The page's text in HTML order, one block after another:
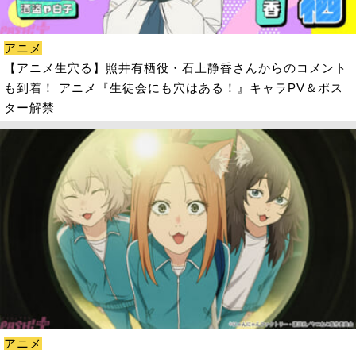
アニメ
【アニメ生穴る】照井有栖役・石上静香さんからのコメント
も到着！ アニメ『生徒会にも穴はある！』キャラPV＆ポス
ター解禁
アニメ